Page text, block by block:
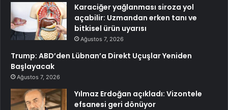
Karaciğer yağlanması siroza yol
açabilir: Uzmandan erken tanı ve
bitkisel ürün uyarısı
Ağustos 7, 2026
Trump: ABD’den Lübnan’a Direkt Uçuşlar Yeniden
Başlayacak
Ağustos 7, 2026
Yılmaz Erdoğan açıkladı: Vizontele
efsanesi geri dönüyor